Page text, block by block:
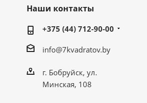
Наши контакты
+375 (44) 712-90-00
info@7kvadratov.by
г. Бобруйск, ул.
Минская, 108